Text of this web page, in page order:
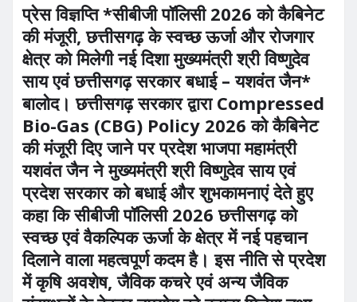
प्रेस विज्ञप्ति *सीबीजी पॉलिसी 2026 को कैबिनेट
की मंजूरी, छत्तीसगढ़ के स्वच्छ ऊर्जा और रोजगार
क्षेत्र को मिलेगी नई दिशा मुख्यमंत्री श्री विष्णुदेव
साय एवं छत्तीसगढ़ सरकार बधाई – यशवंत जैन*
बालोद। छत्तीसगढ़ सरकार द्वारा Compressed
Bio-Gas (CBG) Policy 2026 को कैबिनेट
की मंजूरी दिए जाने पर प्रदेश भाजपा महामंत्री
यशवंत जैन ने मुख्यमंत्री श्री विष्णुदेव साय एवं
प्रदेश सरकार को बधाई और शुभकामनाएं देते हुए
कहा कि सीबीजी पॉलिसी 2026 छत्तीसगढ़ को
स्वच्छ एवं वैकल्पिक ऊर्जा के क्षेत्र में नई पहचान
दिलाने वाला महत्वपूर्ण कदम है। इस नीति से प्रदेश
में कृषि अवशेष, जैविक कचरे एवं अन्य जैविक